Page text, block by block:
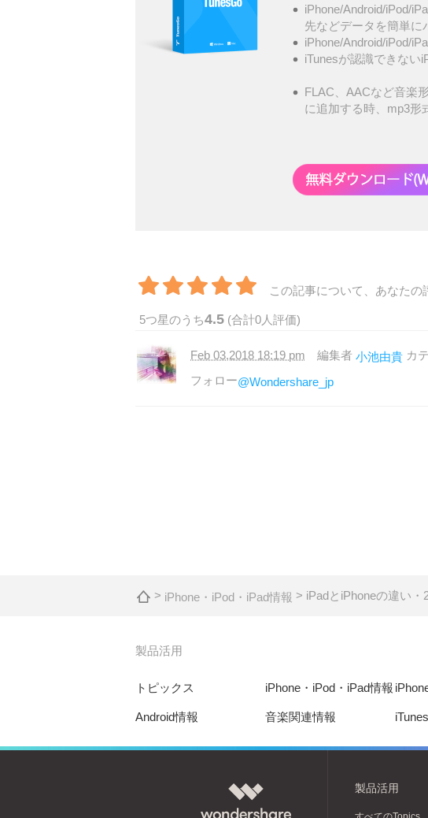
iPhone/Android/iPod/
先などデータを簡単に
iPhone/Android/iPod/
iTunesが認識できない
FLAC、AACなど音楽
に追加する時、mp3形
この記事について、あなたの
5つ星のうち4.5 (合計0 人評価)
Feb 03,2018 18:19 pm 編集者 小池由貴 カ
フォロー@Wondershare_jp
> iPhone・iPod・iPad情報 > iPadとiPhoneの違い
製品活用
トピックス iPhone・iPod・iPad情報
Android情報 音楽関連情報
製品活用